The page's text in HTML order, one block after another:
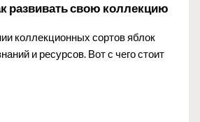
развивать свою коллекцию
коллекционных сортов яблок
и ресурсов. Вот с чего стоит